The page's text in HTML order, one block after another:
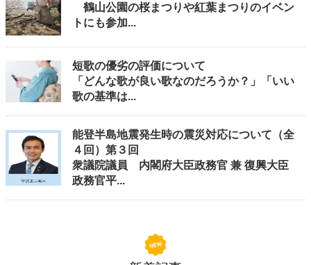
鶴山公園の桜まつりや紅葉まつりのイベン
トにも参加...
短歌の優劣の評価について
「どんな歌が良い歌なのだろうか？」「いい
歌の基準は...
能登半島地震発生時の震災対応について（全
４回）第３回
衆議院議員 内閣府大臣政務官 兼 復興大臣
政務官平...